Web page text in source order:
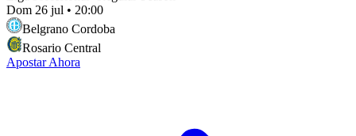
Dom 26 jul • 20:00
Belgrano Cordoba
Rosario Central
Apostar Ahora